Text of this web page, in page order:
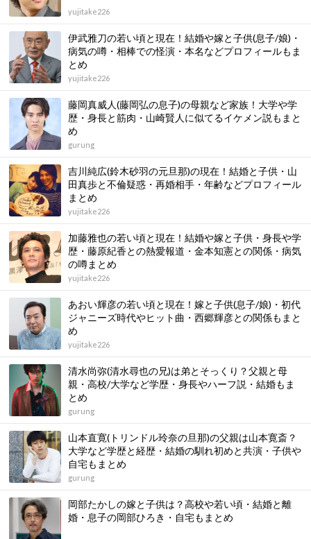
yujitake226
伊武雅刀の若い頃と現在！結婚や嫁と子供(息子/娘)・
病気の噂・相棒での怪演・本名などプロフィールもま
とめ
yujitake226
藤岡真威人(藤岡弘の息子)の母親など家族！大学や学
歴・身長と筋肉・山崎賢人に似てるイケメン説もまと
め
gurung
吉川純広(鈴木砂羽の元旦那)の現在！結婚と子供・山
田真歩と不倫疑惑・再婚相手・年齢などプロフィール
まとめ
yujitake226
加藤雅也の若い頃と現在！結婚や嫁と子供・身長や学
歴・藤原紀香との熱愛報道・金本知憲との関係・病気
の噂まとめ
yujitake226
あおい輝彦の若い頃と現在！嫁と子供(息子/娘)・初代
ジャニーズ時代やヒット曲・西郷輝彦との関係もまと
め
yujitake226
清水尚弥(清水尋也の兄)は弟とそっくり？父親と母
親・高校/大学など学歴・身長やハーフ説・結婚もま
とめ
gurung
山本直寛(トリンドル玲奈の旦那)の父親は山本寛斎？
大学など学歴と経歴・結婚の馴れ初めと共演・子供や
自宅もまとめ
gurung
岡部たかしの嫁と子供は？高校や若い頃・結婚と離
婚・息子の岡部ひろき・自宅もまとめ